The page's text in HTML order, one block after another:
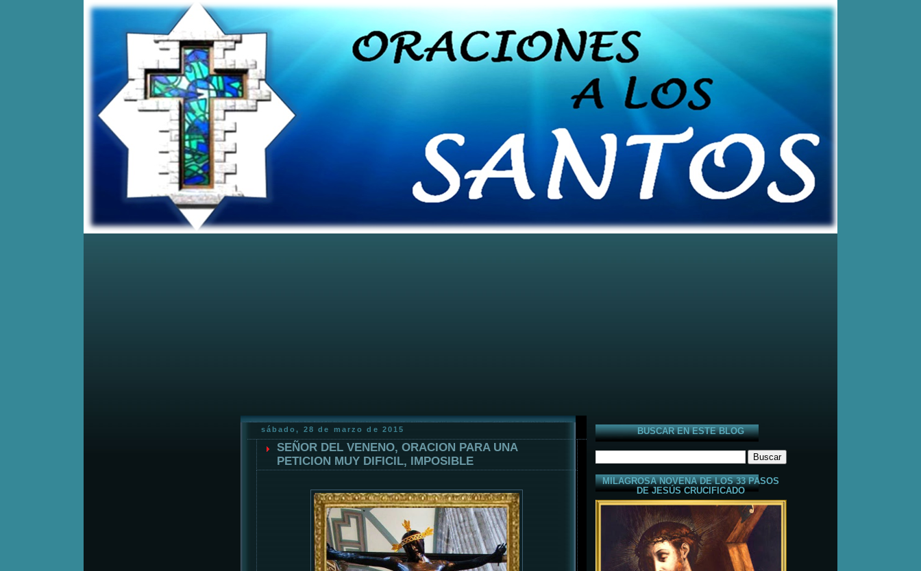
Home Posts RSS Comments RSS
sábado, 28 de marzo de 2015
SEÑOR DEL VENENO, ORACION PARA UNA
PETICION MUY DIFICIL, IMPOSIBLE
BUSCAR EN ESTE BLOG
MILAGROSA NOVENA DE LOS 33 PASOS
DE JESÚS CRUCIFICADO